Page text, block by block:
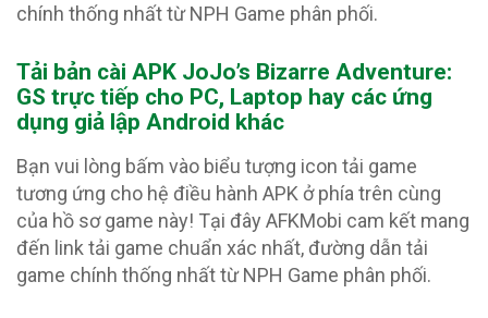
chính thống nhất từ NPH Game phân phối.
Tải bản cài APK JoJo’s Bizarre Adventure:
GS trực tiếp cho PC, Laptop hay các ứng
dụng giả lập Android khác
Bạn vui lòng bấm vào biểu tượng icon tải game
tương ứng cho hệ điều hành APK ở phía trên cùng
của hồ sơ game này! Tại đây AFKMobi cam kết mang
đến link tải game chuẩn xác nhất, đường dẫn tải
game chính thống nhất từ NPH Game phân phối.